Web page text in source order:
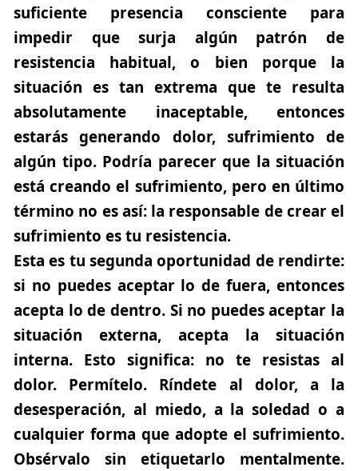
suficiente presencia consciente para
impedir que surja algún patrón de
resistencia habitual, o bien porque la
situación es tan extrema que te resulta
absolutamente inaceptable, entonces
estarás generando dolor, sufrimiento de
algún tipo. Podría parecer que la situación
está creando el sufrimiento, pero en último
término no es así: la responsable de crear el
sufrimiento es tu resistencia.
Esta es tu segunda oportunidad de rendirte:
si no puedes aceptar lo de fuera, entonces
acepta lo de dentro. Si no puedes aceptar la
situación externa, acepta la situación
interna. Esto significa: no te resistas al
dolor. Permítelo. Ríndete al dolor, a la
desesperación, al miedo, a la soledad o a
cualquier forma que adopte el sufrimiento.
Obsérvalo sin etiquetarlo mentalmente.